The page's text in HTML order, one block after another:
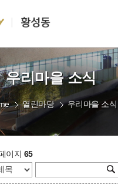
우리마을 소식
열린마당 우리마을 소식
이지 65